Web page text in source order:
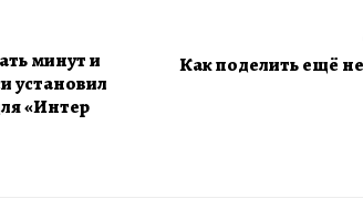
минут и
установил
«Интер
Как поделить ещё